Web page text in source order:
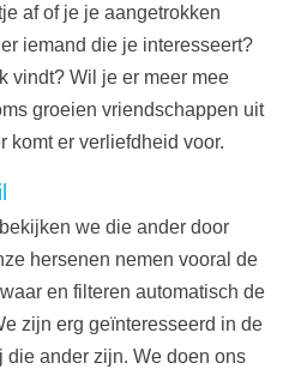
af of je je aangetrokken
iemand die je interesseert?
vindt? Wil je er meer mee
groeien vriendschappen uit
komt er verliefdheid voor.
we die ander door
hersenen nemen vooral de
en filteren automatisch de
zijn erg geïnteresseerd in de
ander zijn. We doen ons